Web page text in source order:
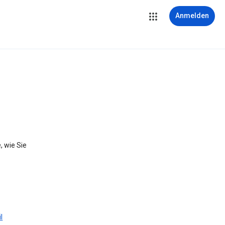
Anmelden
wie Sie